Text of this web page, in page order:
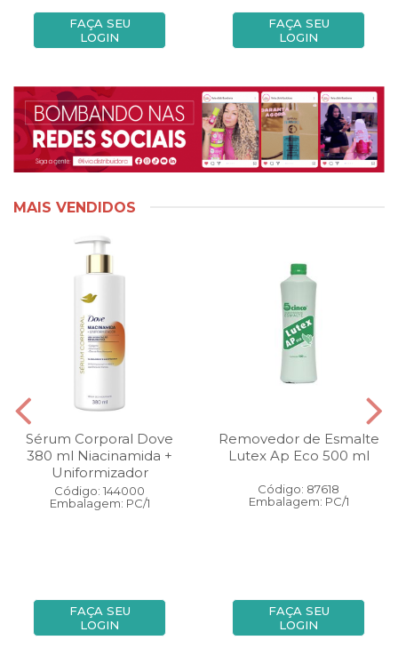
FAÇA SEU
LOGIN
FAÇA SEU
LOGIN
MAIS VENDIDOS
Sérum Corporal Dove
380 ml Niacinamida +
Uniformizador
Código: 144000
Embalagem: PC/1
FAÇA SEU
LOGIN
Removedor de Esmalte
Lutex Ap Eco 500 ml
Código: 87618
Embalagem: PC/1
FAÇA SEU
LOGIN